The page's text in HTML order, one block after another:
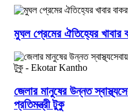
মুঘল প্রেমের ঐতিহ্যের খাবার
জেলার মানুষের উন্নত
প্রতিমন্ত্রী টুকু